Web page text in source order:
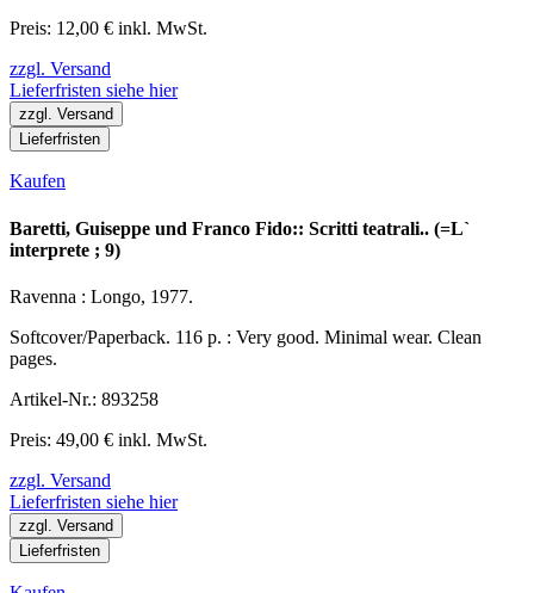
Preis: 12,00 € inkl. MwSt.
zzgl. Versand
Lieferfristen siehe hier
zzgl. Versand
Lieferfristen
Kaufen
Baretti, Guiseppe und Franco Fido:: Scritti teatrali.. (=L`
interprete ; 9)
Ravenna : Longo, 1977.
Softcover/Paperback. 116 p. : Very good. Minimal wear. Clean
pages.
Artikel-Nr.: 893258
Preis: 49,00 € inkl. MwSt.
zzgl. Versand
Lieferfristen siehe hier
zzgl. Versand
Lieferfristen